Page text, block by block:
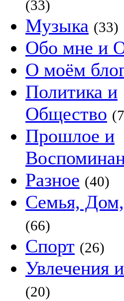
(33)
Музыка (33)
Обо мне и
О моём
Политика и
Общество
Прошлое и
Разное (40)
Семья,
(66)
Спорт (26)
Увлечения
(20)